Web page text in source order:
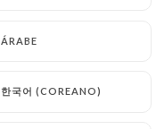
ÁRABE
한국어 (COREANO)
ÁRABE
한국어 (COREANO)